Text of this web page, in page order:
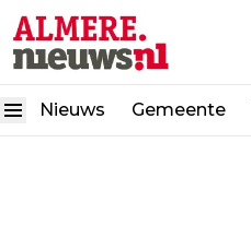
Nieuws Gemeente